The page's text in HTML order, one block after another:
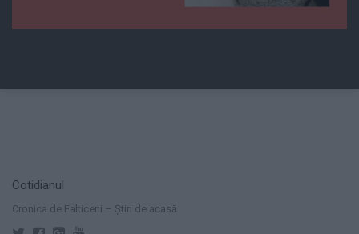
Cotidianul
Cronica de Falticeni – Știri de acasă